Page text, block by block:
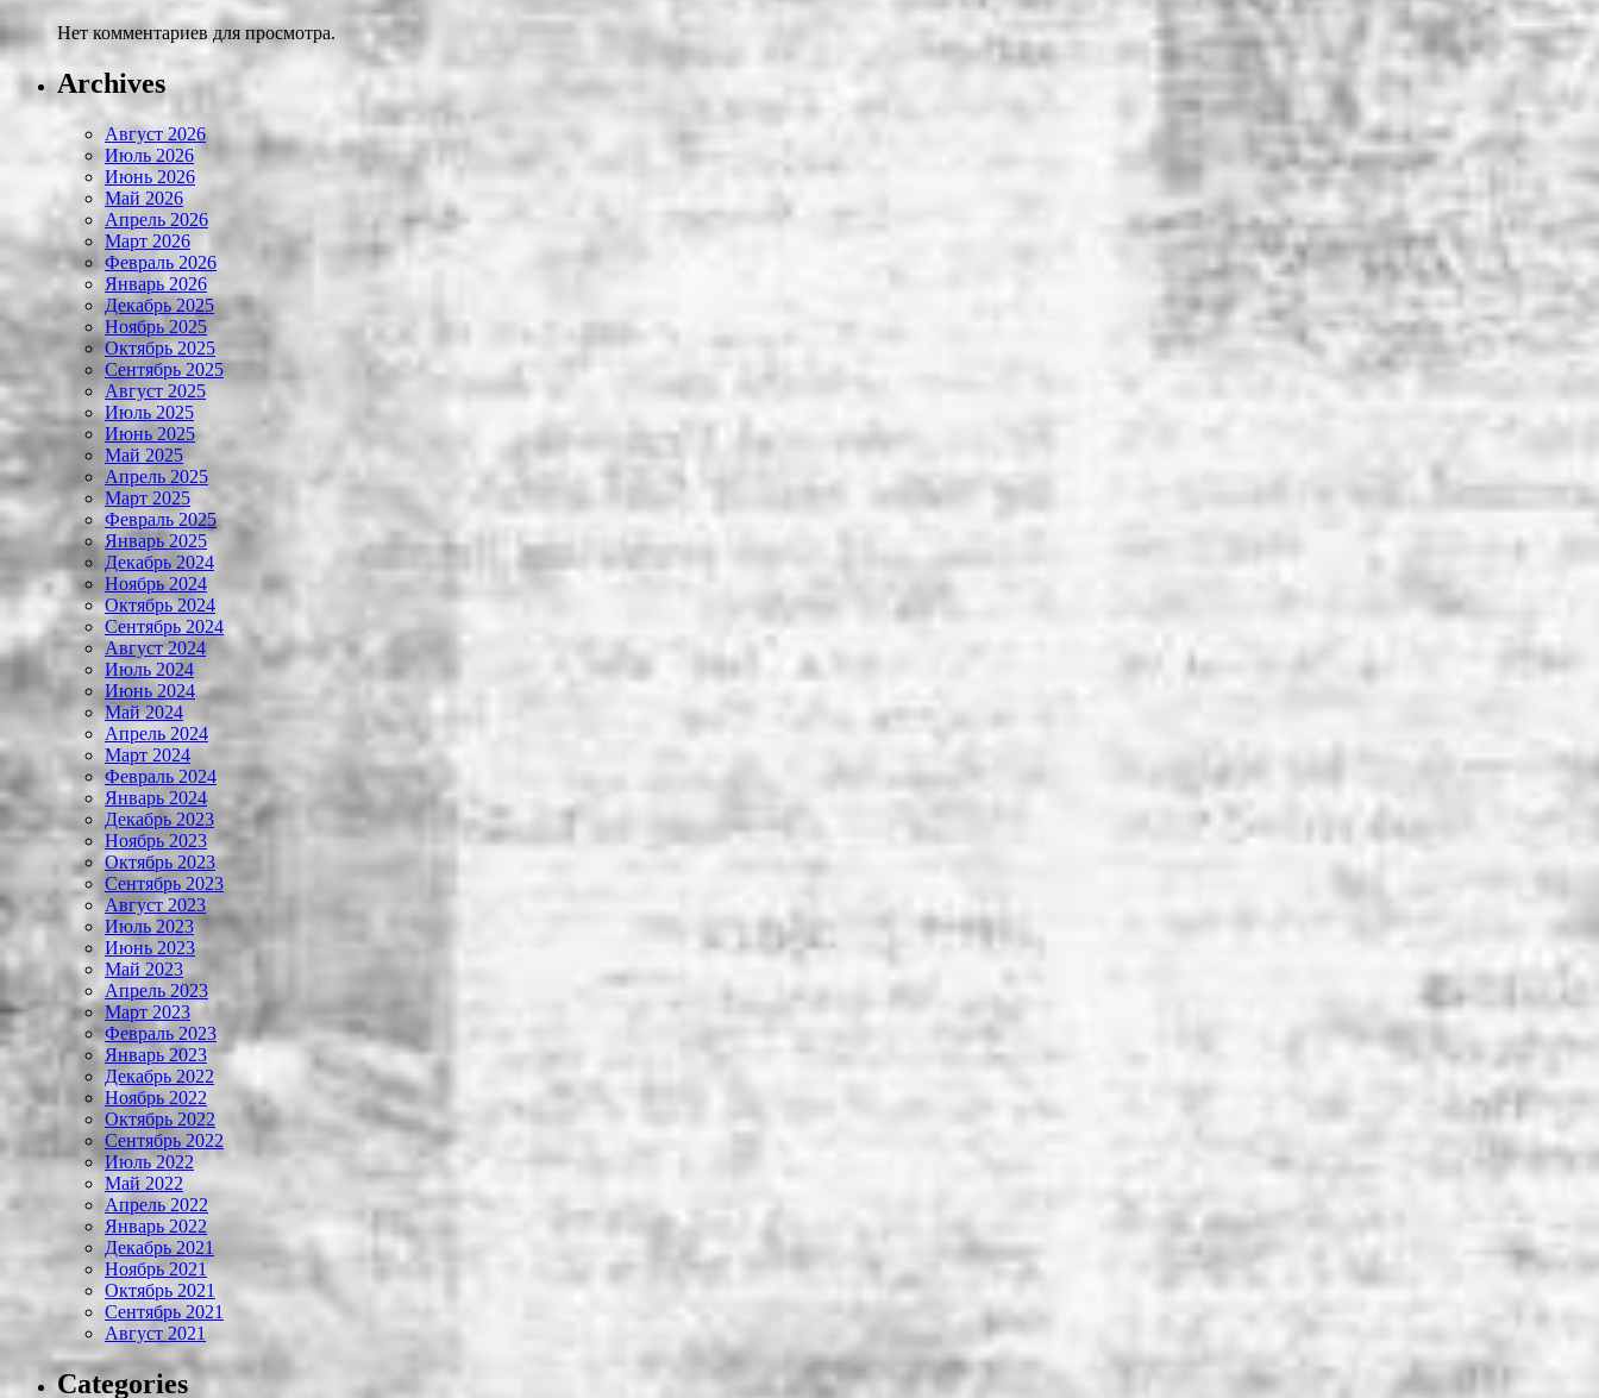
Нет комментариев для просмотра.
Archives
Август 2026
Июль 2026
Июнь 2026
Май 2026
Апрель 2026
Март 2026
Февраль 2026
Январь 2026
Декабрь 2025
Ноябрь 2025
Октябрь 2025
Сентябрь 2025
Август 2025
Июль 2025
Июнь 2025
Май 2025
Апрель 2025
Март 2025
Февраль 2025
Январь 2025
Декабрь 2024
Ноябрь 2024
Октябрь 2024
Сентябрь 2024
Август 2024
Июль 2024
Июнь 2024
Май 2024
Апрель 2024
Март 2024
Февраль 2024
Январь 2024
Декабрь 2023
Ноябрь 2023
Октябрь 2023
Сентябрь 2023
Август 2023
Июль 2023
Июнь 2023
Май 2023
Апрель 2023
Март 2023
Февраль 2023
Январь 2023
Декабрь 2022
Ноябрь 2022
Октябрь 2022
Сентябрь 2022
Июль 2022
Май 2022
Апрель 2022
Январь 2022
Декабрь 2021
Ноябрь 2021
Октябрь 2021
Сентябрь 2021
Август 2021
Categories